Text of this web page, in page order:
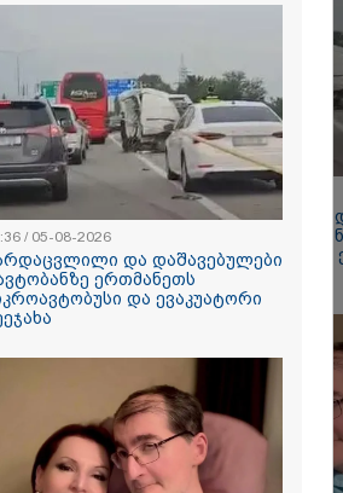
ვაწყდები...
თუმცა
იქცევა ისე,
- ტარიელ
სამ
12:36 / 05-08-2026
გარდაცვლილი და
- ავტობანზე
მიკროავტობუსი და
შეეჯახა
/ 05-08-2026
და დაშავებულები
ერთმანეთს
და ევაკუატორი